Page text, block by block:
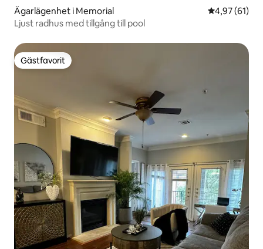
Ägarlägenhet i Memorial 4,97 av 5 i
4,97 (61)
Ljust radhus med tillgång till pool
Gästfavorit
Gästfavorit